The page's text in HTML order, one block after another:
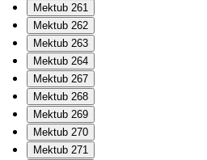
Mektub 261
Mektub 262
Mektub 263
Mektub 264
Mektub 267
Mektub 268
Mektub 269
Mektub 270
Mektub 271